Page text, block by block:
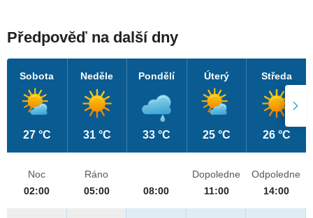
Předpověď na další dny
Sobota
27 °C
Neděle
31 °C
Pondělí
33 °C
Úterý
25 °C
Středa
26 °C
Noc
02:00
Ráno
05:00
08:00
Dopoledne
11:00
Odpoledne
14:00